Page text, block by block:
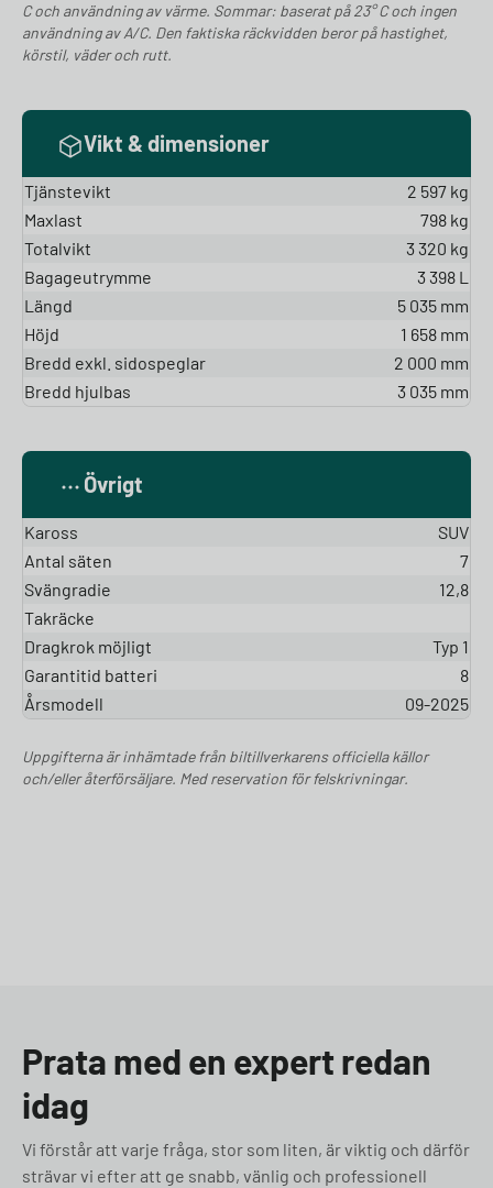
C och användning av värme. Sommar: baserat på 23° C och ingen
användning av A/C. Den faktiska räckvidden beror på hastighet,
körstil, väder och rutt.
Vikt & dimensioner
Tjänstevikt
2 597 kg
Maxlast
798 kg
Totalvikt
3 320 kg
Bagageutrymme
3 398 L
Längd
5 035 mm
Höjd
1 658 mm
Bredd exkl. sidospeglar
2 000 mm
Bredd hjulbas
3 035 mm
Övrigt
Kaross
SUV
Antal säten
7
Svängradie
12,8
Takräcke
Dragkrok möjligt
Typ 1
Garantitid batteri
8
Årsmodell
09-2025
Uppgifterna är inhämtade från biltillverkarens officiella källor
och/eller återförsäljare. Med reservation för felskrivningar.
Prata med en expert redan
idag
Vi förstår att varje fråga, stor som liten, är viktig och därför
strävar vi efter att ge snabb, vänlig och professionell